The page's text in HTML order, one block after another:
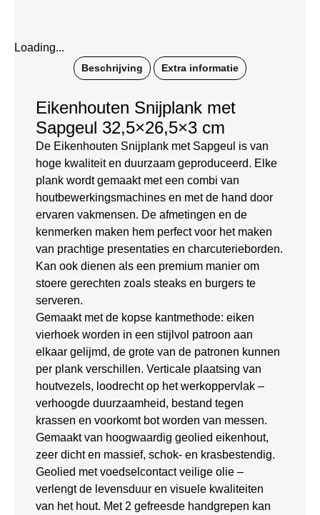
Loading...
Beschrijving Extra informatie
Eikenhouten Snijplank met
Sapgeul 32,5×26,5×3 cm
De Eikenhouten Snijplank met Sapgeul is van
hoge kwaliteit en duurzaam geproduceerd. Elke
plank wordt gemaakt met een combi van
houtbewerkingsmachines en met de hand door
ervaren vakmensen. De afmetingen en de
kenmerken maken hem perfect voor het maken
van prachtige presentaties en charcuterieborden.
Kan ook dienen als een premium manier om
stoere gerechten zoals steaks en burgers te
serveren.
Gemaakt met de kopse kantmethode: eiken
vierhoek worden in een stijlvol patroon aan
elkaar gelijmd, de grote van de patronen kunnen
per plank verschillen. Verticale plaatsing van
houtvezels, loodrecht op het werkoppervlak –
verhoogde duurzaamheid, bestand tegen
krassen en voorkomt bot worden van messen.
Gemaakt van hoogwaardig geolied eikenhout,
zeer dicht en massief, schok- en krasbestendig.
Geolied met voedselcontact veilige olie –
verlengt de levensduur en visuele kwaliteiten
van het hout. Met 2 gefreesde handgrepen kan